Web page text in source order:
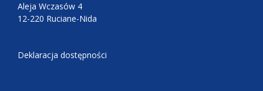
Aleja Wczasów 4
12-220 Ruciane-Nida
Deklaracja dostępności